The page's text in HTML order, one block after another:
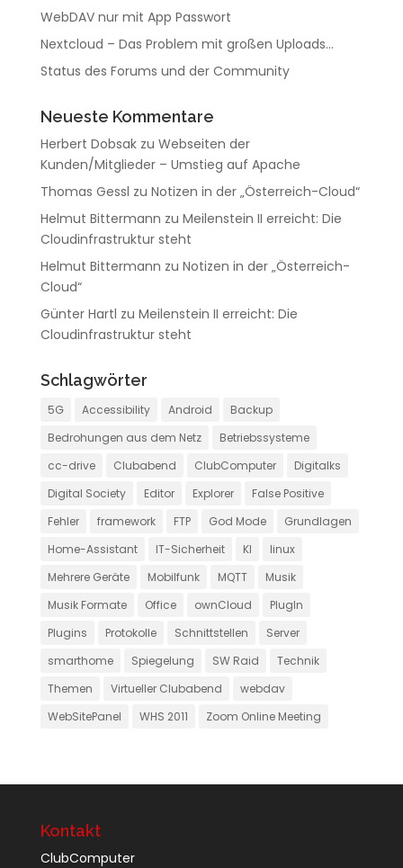
WebDAV nur mit App Passwort
Nextcloud – Das Problem mit großen Uploads…
Status des Forums und der Community
Neueste Kommentare
Herbert Dobsakzu Webseiten der
Kunden/Mitglieder – Umstieg auf Apache
Thomas Gessl zu Notizen in der „Österreich-Cloud“
Helmut Bittermann zu Meilenstein II erreicht: Die
Cloudinfrastruktur steht
Helmut Bittermann zu Notizen in der „Österreich-
Cloud“
Günter Hartl zu Meilenstein II erreicht: Die
Cloudinfrastruktur steht
Schlagwörter
5G Accessibility Android
Backup
Bedrohungen aus dem Netz
Betriebssysteme
cc-drive
Clubabend ClubComputer
Digitalks
Digital Society
Editor Explorer
False Positive
Fehler
framework FTP God Mode
Grundlagen
Home-Assistant
IT-Sicherheit KI
linux
Mehrere Geräte
Mobilfunk MQTT
Musik
Musik Formate
Office ownCloud
PlugIn
Plugins
Protokolle Schnittstellen
Server
smarthome
Spiegelung SW Raid
Technik
Themen
Virtueller Clubabend
webdav
WebSitePanel
WHS 2011 Zoom Online Meeting
Kontakt
ClubComputer